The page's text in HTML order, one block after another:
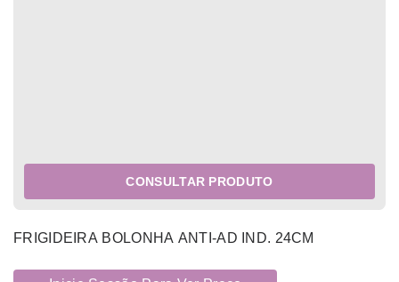
CONSULTAR PRODUTO
FRIGIDEIRA BOLONHA ANTI-AD IND. 24CM